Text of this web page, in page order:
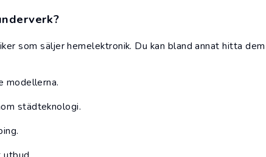
som säljer hemelektronik. Du kan bland annat hitta dem
modellerna.
städteknologi.